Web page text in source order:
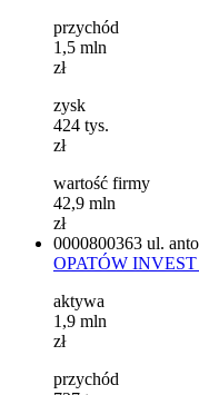
przychód
1,5 mln
zł
zysk
424 tys.
zł
wartość firmy
42,9 mln
zł
0000800363 ul.
OPATÓW INVEST
aktywa
1,9 mln
zł
przychód